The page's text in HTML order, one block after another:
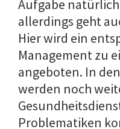
Aufgabe
allerdings geht
Hier wird ein
Management zu
angeboten. In
werden noch
Problematiken